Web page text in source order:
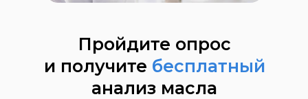
Пройдите опрос
и получите бесплатный
анализ масла